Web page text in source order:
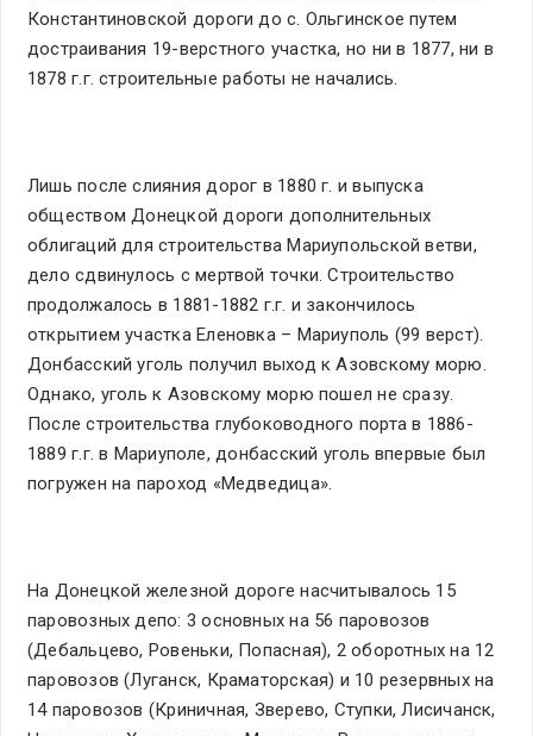
Константиновской дороги до с. Ольгинское путем
достраивания 19-верстного участка, но ни в 1877, ни в
1878 г.г. строительные работы не начались.
Лишь после слияния дорог в 1880 г. и выпуска
обществом Донецкой дороги дополнительных
облигаций для строительства Мариупольской ветви,
дело сдвинулось с мертвой точки. Строительство
продолжалось в 1881-1882 г.г. и закончилось
открытием участка Еленовка – Мариуполь (99 верст).
Донбасский уголь получил выход к Азовскому морю.
Однако, уголь к Азовскому морю пошел не сразу.
После строительства глубоководного порта в 1886-
1889 г.г. в Мариуполе, донбасский уголь впервые был
погружен на пароход «Медведица».
На Донецкой железной дороге насчитывалось 15
паровозных депо: 3 основных на 56 паровозов
(Дебальцево, Ровеньки, Попасная), 2 оборотных на 12
паровозов (Луганск, Краматорская) и 10 резервных на
14 паровозов (Криничная, Зверево, Ступки, Лисичанск,